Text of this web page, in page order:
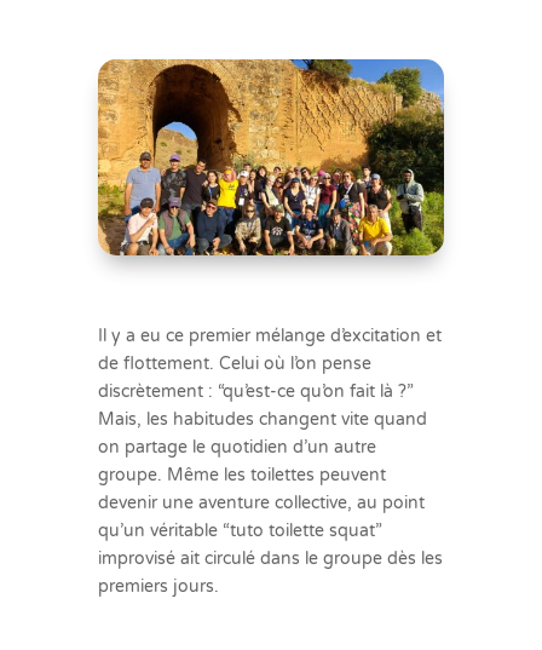
Il y a eu ce premier mélange d’excitation et
de flottement. Celui où l’on pense
discrètement : “qu’est-ce qu’on fait là ?”
Mais, les habitudes changent vite quand
on partage le quotidien d’un autre
groupe. Même les toilettes peuvent
devenir une aventure collective, au point
qu’un véritable “tuto toilette squat”
improvisé ait circulé dans le groupe dès les
premiers jours.